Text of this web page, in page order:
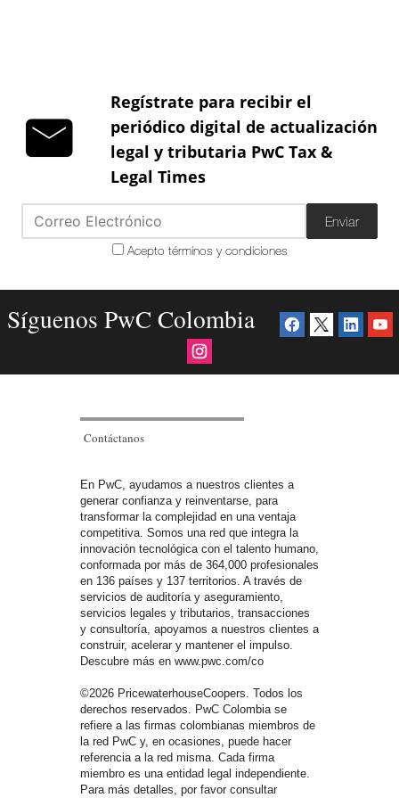
Regístrate para recibir el
periódico digital de actualización
legal y tributaria PwC Tax &
Legal Times
Enviar
Acepto términos y condiciones
Síguenos PwC Colombia
Contáctanos
En PwC, ayudamos a nuestros clientes a
generar confianza y reinventarse, para
transformar la complejidad en una ventaja
competitiva. Somos una red que integra la
innovación tecnológica con el talento humano,
conformada por más de 364,000 profesionales
en 136 países y 137 territorios. A través de
servicios de auditoría y aseguramiento,
servicios legales y tributarios, transacciones
y consultoría, apoyamos a nuestros clientes a
construir, acelerar y mantener el impulso.
Descubre más en www.pwc.com/co
©2026 PricewaterhouseCoopers. Todos los
derechos reservados. PwC Colombia se
refiere a las firmas colombianas miembros de
la red PwC y, en ocasiones, puede hacer
referencia a la red misma. Cada firma
miembro es una entidad legal independiente.
Para más detalles, por favor consultar